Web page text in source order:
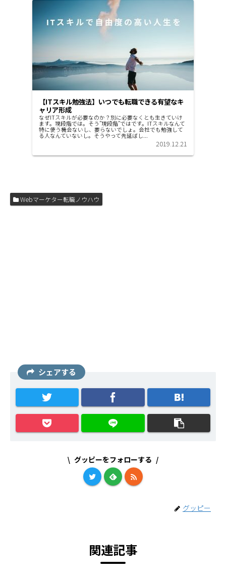
【ITスキル勉強法】いつでも転職できる有望なキ
ャリア形成
なぜITスキルが必要なのか？別に必要なくとも生きていけ
ます。現段階では。そう”現段階”ではです。ITスキルなんて
特に使う機会ないし、要らないでしょ。会社でも勉強して
る人なんていないし。そうやって先延ばし...
2019.12.21
Webマーケター転職ノウハウ
シェアする
グッピーをフォローする
グッピー
関連記事